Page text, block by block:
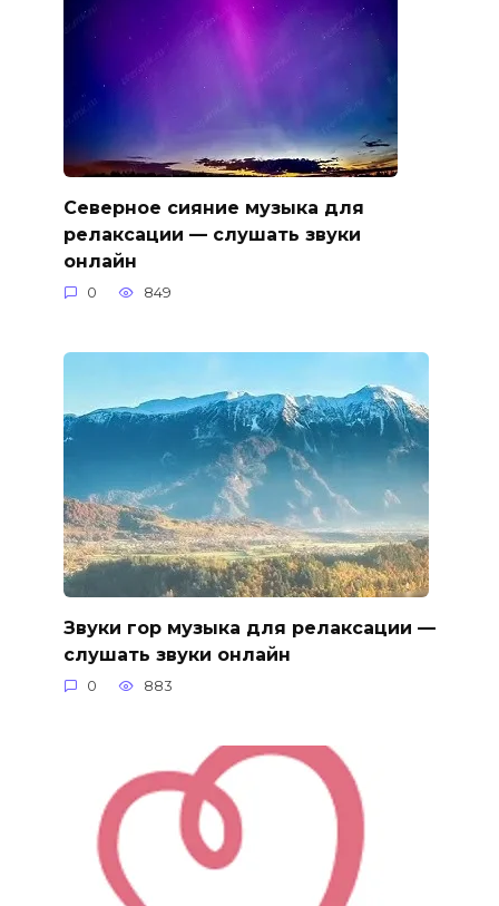
Северное сияние музыка для
релаксации — слушать звуки
онлайн
0 849
Звуки гор музыка для релаксации —
слушать звуки онлайн
0 883